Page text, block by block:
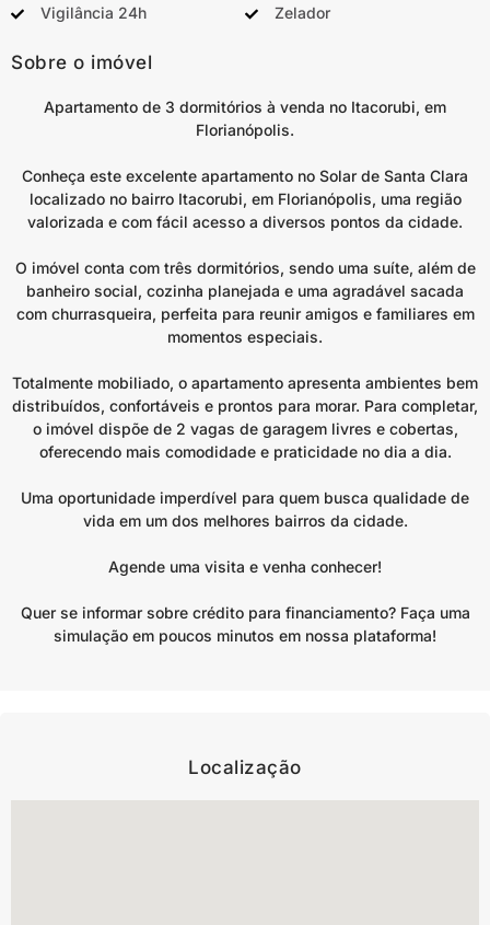
Vigilância 24h
Zelador
Sobre o imóvel
Apartamento de 3 dormitórios à venda no Itacorubi, em
Florianópolis.
Conheça este excelente apartamento no Solar de Santa Clara
localizado no bairro Itacorubi, em Florianópolis, uma região
valorizada e com fácil acesso a diversos pontos da cidade.
O imóvel conta com três dormitórios, sendo uma suíte, além de
banheiro social, cozinha planejada e uma agradável sacada
com churrasqueira, perfeita para reunir amigos e familiares em
momentos especiais.
Totalmente mobiliado, o apartamento apresenta ambientes bem
distribuídos, confortáveis e prontos para morar. Para completar,
o imóvel dispõe de 2 vagas de garagem livres e cobertas,
oferecendo mais comodidade e praticidade no dia a dia.
Uma oportunidade imperdível para quem busca qualidade de
vida em um dos melhores bairros da cidade.
Agende uma visita e venha conhecer!
Quer se informar sobre crédito para financiamento? Faça uma
simulação em poucos minutos em nossa plataforma!
Localização